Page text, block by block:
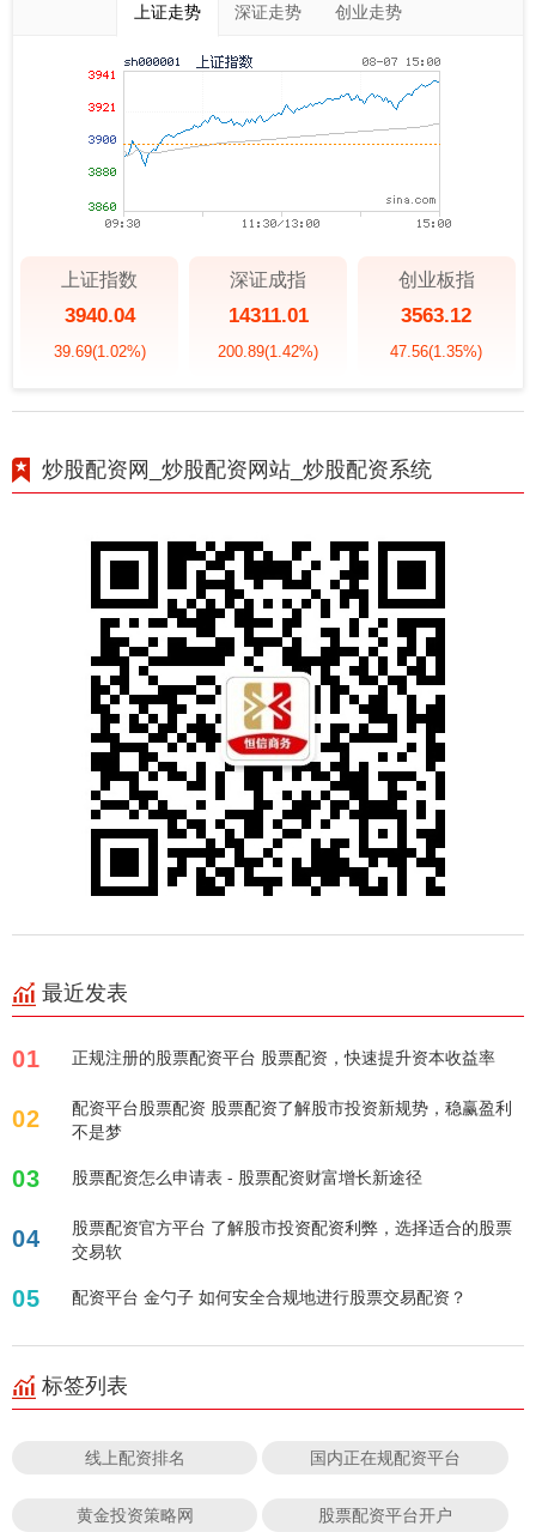
上证走势 深证走势 创业走势
上证指数
3940.04
39.69(1.02%)
深证成指
14311.01
200.89(1.42%)
创业板指
3563.12
47.56(1.35%)
炒股配资网_炒股配资网站_炒股配资系统
最近发表
01 正规注册的股票配资平台 股票配资，快速提升资本收益率
02
配资平台股票配资 股票配资了解股市投资新规势，稳赢盈利
不是梦
03 股票配资怎么申请表 - 股票配资财富增长新途径
04
股票配资官方平台 了解股市投资配资利弊，选择适合的股票
交易软
05 配资平台 金勺子 如何安全合规地进行股票交易配资？
标签列表
线上配资排名 国内正在规配资平台
黄金投资策略网 股票配资平台开户